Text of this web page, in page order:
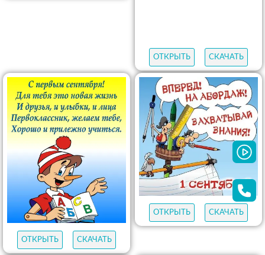
ОТКРЫТЬ СКАЧАТЬ
ОТКРЫТЬ СКАЧАТЬ
ОТКРЫТЬ СКАЧАТЬ